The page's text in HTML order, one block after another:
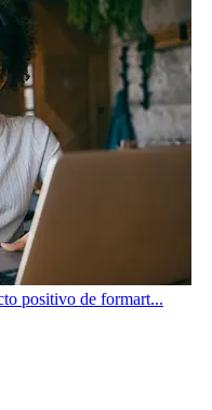
positivo de formart...